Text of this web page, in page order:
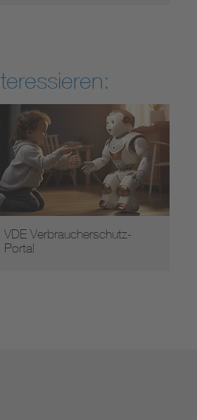
VDE Verbraucherschutz-
Portal